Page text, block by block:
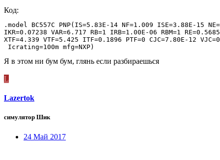
Код:
.model BC557C PNP(IS=5.83E-14 NF=1.009 ISE=3.88E-15
IKR=0.07238 VAR=6.717 RB=1 IRB=1.00E-06 RBM=1
XTF=4.339 VTF=5.425 ITF=0.1896 PTF=0 CJC=7.80E-12
Icrating=100m mfg=NXP)
Я в этом ни бум бум, глянь если разбираешься
L
Lazertok
симулятор Шик
24 Май 2017